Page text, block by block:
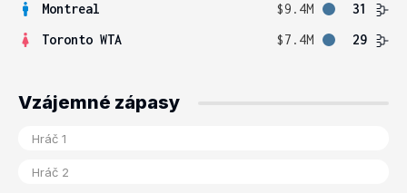
Montreal $9.4M
31
Toronto WTA
$7.4M 29
Vzájemné zápasy